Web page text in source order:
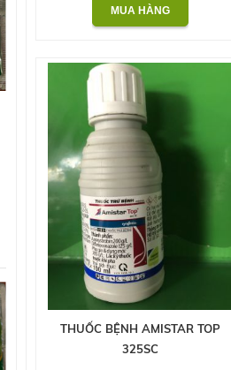
THUỐC BỆNH AMISTAR TOP
325SC